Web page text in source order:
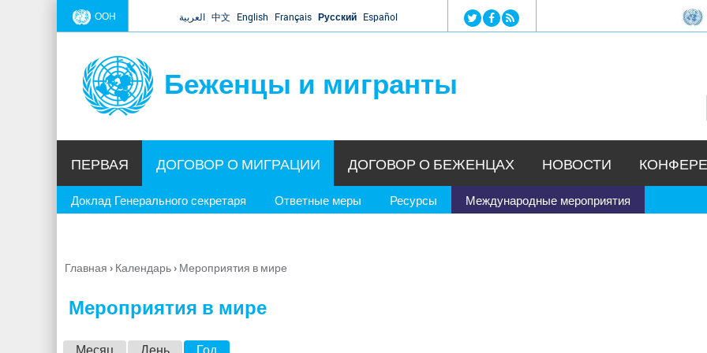
Jump to navigation
ООН العربية 中文 English Français Русский Español
Беженцы и мигранты
ПЕРВАЯ ДОГОВОР О МИГРАЦИИ
Доклад Генерального секретаря Ответные меры Ресурсы Международные мероприятия
ДОГОВОР О БЕЖЕНЦАХ НОВОСТИ
Вы
Главная › Календарь› Мероприятия в мире
Мероприятия в мире